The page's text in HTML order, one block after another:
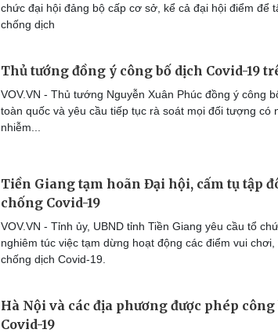
chức đại hội đảng bộ cấp cơ sở, kể cả đại hội điểm để
chống dịch
Thủ tướng đồng ý công bố dịch Covid-19
VOV.VN - Thủ tướng Nguyễn Xuân Phúc đồng ý công
toàn quốc và yêu cầu tiếp tục rà soát mọi đối tượng có
nhiễm...
Tiền Giang tạm hoãn Đại hội, cấm tụ tập
chống Covid-19
VOV.VN - Tỉnh ủy, UBND tỉnh Tiền Giang yêu cầu tổ
nghiêm túc việc tạm dừng hoạt động các điểm vui chơi,
chống dịch Covid-19.
Hà Nội và các địa phương được phép công
Covid-19